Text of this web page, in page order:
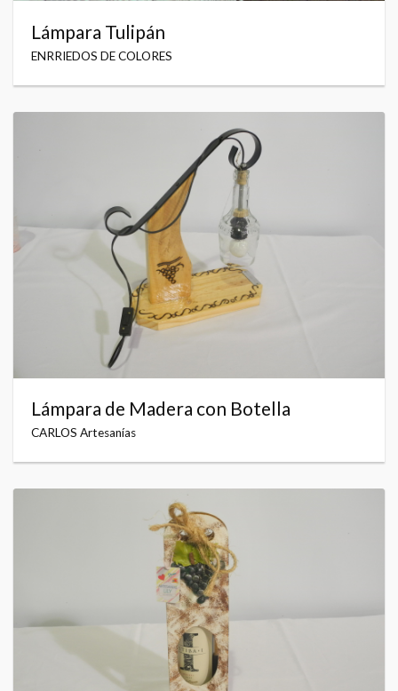
Lámpara Tulipán
ENRRIEDOS DE COLORES
Lámpara de Madera con Botella
CARLOS Artesanías